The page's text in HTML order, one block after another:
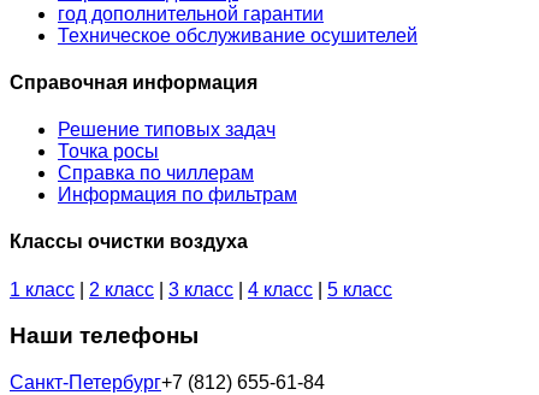
год дополнительной гарантии
Техническое обслуживание осушителей
Справочная информация
Решение типовых задач
Точка росы
Справка по чиллерам
Информация по фильтрам
Классы очистки воздуха
1 класс 2 класс 3 класс 4 класс 5 класс
Наши телефоны
Санкт-Петербург+7 (812) 655-61-84